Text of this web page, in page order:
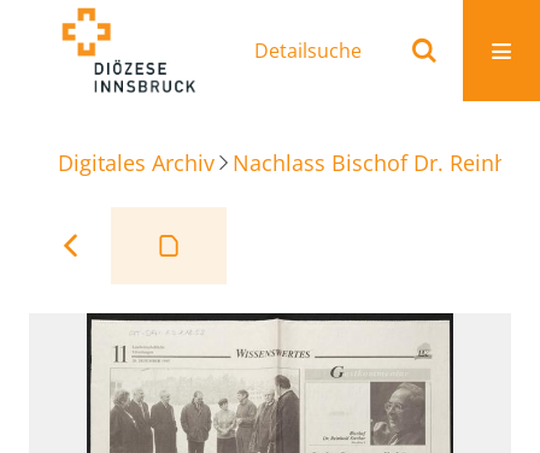
Detailsuche
Digitales Archiv Nachlass Bischof Dr.